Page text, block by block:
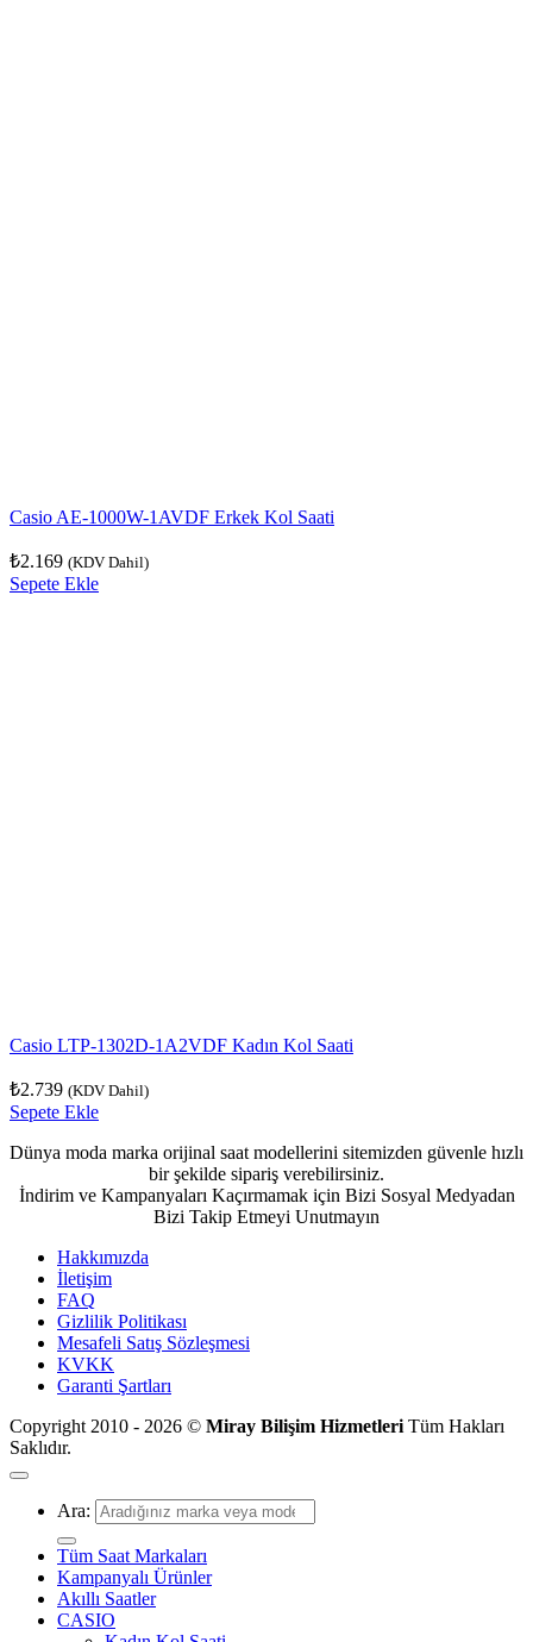
Casio AE-1000W-1AVDF Erkek Kol Saati
₺2.169 (KDV Dahil)
Sepete Ekle
Casio LTP-1302D-1A2VDF Kadın Kol Saati
₺2.739 (KDV Dahil)
Sepete Ekle
Dünya moda marka orijinal saat modellerini sitemizden güvenle hızlı
bir şekilde sipariş verebilirsiniz.
İndirim ve Kampanyaları Kaçırmamak için Bizi Sosyal Medyadan
Bizi Takip Etmeyi Unutmayın
Hakkımızda
İletişim
FAQ
Gizlilik Politikası
Mesafeli Satış Sözleşmesi
KVKK
Garanti Şartları
Copyright 2010 - 2026 © Miray Bilişim Hizmetleri Tüm Hakları
Saklıdır.
Ara:
Tüm Saat Markaları
Kampanyalı Ürünler
Akıllı Saatler
CASIO